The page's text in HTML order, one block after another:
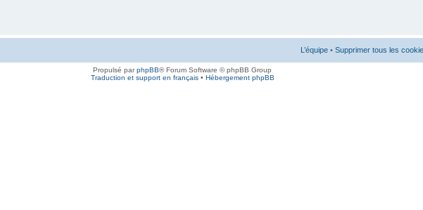
L’équipe • Supprimer tous les
Propulsé parphpBB® Forum Software © phpBB Group
Traduction et support en français• Hébergement phpBB